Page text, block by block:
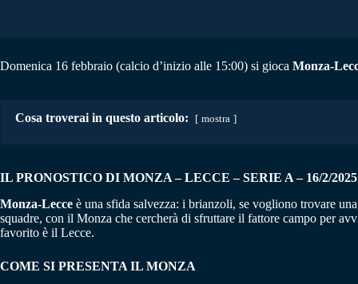
Domenica 16 febbraio (calcio d’inizio alle 15:00) si gioca Monza-
Cosa troverai in questo articolo: mostra
IL PRONOSTICO DI MONZA – LECCE – SERIE A – 16/2/2025
Monza-Lecce è una sfida salvezza: i brianzoli, se vogliono trovare
squadre, con il Monza che cercherà di sfruttare il fattore campo per
favorito è il Lecce.
COME SI PRESENTA IL MONZA